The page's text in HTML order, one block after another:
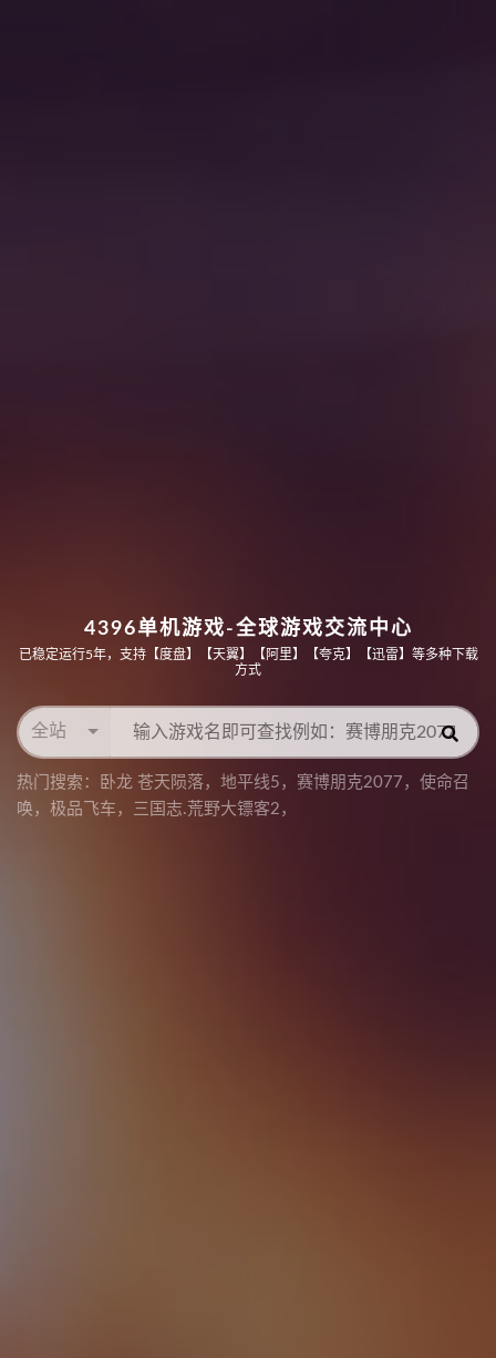
4396单机游戏-全球游戏交流中心
已稳定运行5年，支持【度盘】【天翼】【阿里】【夸克】【迅雷】等多种下载
方式
全站
热门搜索： 卧龙 苍天陨落， 地平线5 ， 赛博朋克2077 ， 使命召
唤 ， 极品飞车 ， 三国志.荒野大镖客2 ，